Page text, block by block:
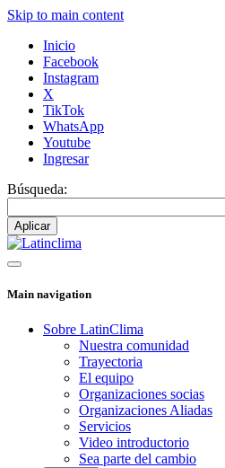
Skip to main content
Inicio
Facebook
Instagram
X
TikTok
WhatsApp
Youtube
Ingresar
Búsqueda:
Main navigation
Sobre LatinClima
Nuestra comunidad
Trayectoria
El equipo
Organizaciones socias
Organizaciones Aliadas
Servicios
Video introductorio
Sea parte del cambio